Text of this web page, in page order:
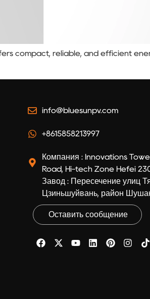
compact, reliable, and efficient
info@bluesunpv.com
+8615858213997
Компания : Innovations
Road, Hi-tech Zone Hefei
Завод : Пересечение улиц
Цзиньшуйвань, район
Оставить сообщение